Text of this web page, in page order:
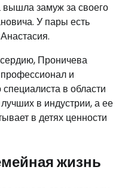
замуж за своего
У пары есть
Проничева
и
в области
в индустрии, а ее
в детях ценности
жизнь